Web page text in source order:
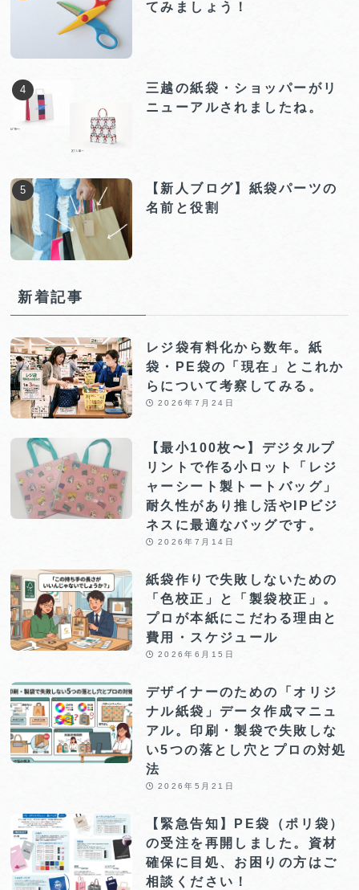
てみましょう！
三越の紙袋・ショッパーがリ
ニューアルされましたね。
【新人ブログ】紙袋パーツの
名前と役割
新着記事
レジ袋有料化から数年。紙
袋・PE袋の「現在」とこれか
らについて考察してみる。
2026年7月24日
【最小100枚〜】デジタルプ
リントで作る小ロット「レジ
ャーシート製トートバッグ」
耐久性があり推し活やIPビジ
ネスに最適なバッグです。
2026年7月14日
紙袋作りで失敗しないための
「色校正」と「製袋校正」。
プロが本紙にこだわる理由と
費用・スケジュール
2026年6月15日
デザイナーのための「オリジ
ナル紙袋」データ作成マニュ
アル。印刷・製袋で失敗しな
い5つの落とし穴とプロの対処
法
2026年5月21日
【緊急告知】PE袋（ポリ袋）
の受注を再開しました。資材
確保に目処、お困りの方はご
相談ください！